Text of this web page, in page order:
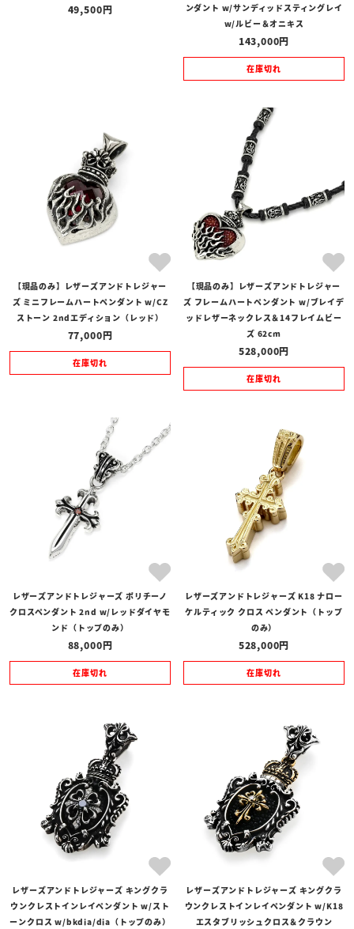
在庫なしを含む
49,500
ンダント w/サンディッドスティングレイ
w/ルビー＆オニキス
143,000
在庫切れ
【現品のみ】レザーズアンドトレジャー
ズ ミニフレームハートペンダント w/CZ
ストーン 2ndエディション（レッド）
77,000
在庫切れ
【現品のみ】レザーズアンドトレジャー
ズ フレームハートペンダント w/ブレイデ
ッドレザーネックレス＆14フレイムビー
ズ 62cm
528,000
在庫切れ
レザーズアンドトレジャーズ ポリチーノ
クロスペンダント 2nd w/レッドダイヤモ
ンド（トップのみ）
88,000
在庫切れ
レザーズアンドトレジャーズ K18 ナロー
ケルティック クロス ペンダント（トップ
のみ）
528,000
在庫切れ
レザーズアンドトレジャーズ キングクラ
ウンクレストインレイペンダント w/スト
ーンクロス w/bkdia/dia（トップのみ）
レザーズアンドトレジャーズ キングクラ
ウンクレストインレイペンダント w/K18
エスタブリッシュクロス＆クラウン